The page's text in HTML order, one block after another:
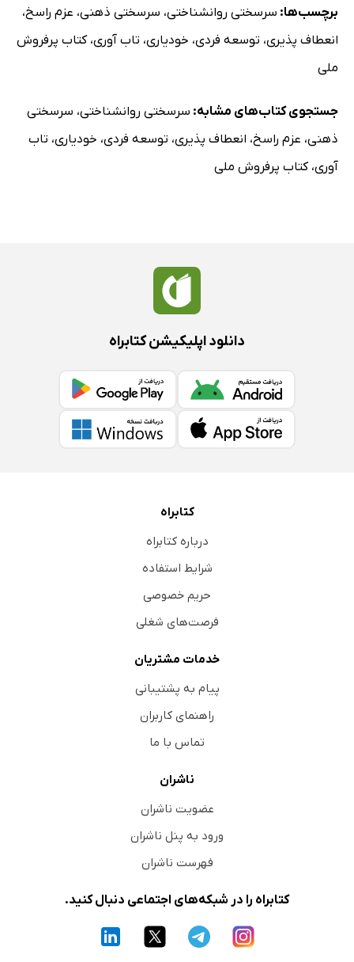
برچسب‌ها: سرسختی روانشناختی، سرسختی ذهنی، عزم راسخ،
انعطاف پذیری، توسعه فردی، خودیاری، تاب آوری،کتاب پرفروش
ملی
جستجوی کتاب‌های مشابه: سرسختی روانشناختی، سرسختی
ذهنی، عزم راسخ، انعطاف پذیری، توسعه فردی، خودیاری، تاب
آوری،کتاب پرفروش ملی
دانلود اپلیکیشن کتابراه
کتابراه
درباره کتابراه
شرایط استفاده
حریم خصوصی
فرصت‌های شغلی
خدمات مشتریان
پیام به پشتیبانی
راهنمای کاربران
تماس با ما
ناشران
عضویت ناشران
ورود به پنل ناشران
فهرست ناشران
کتابراه را در شبکه‌های اجتماعی دنبال کنید.